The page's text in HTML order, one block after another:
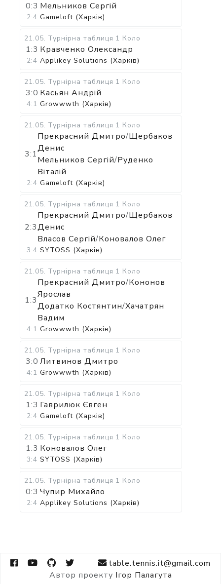
0:3 Мельников Сергій
2:4 Gameloft (Харків)
21.05. Турнірна таблиця 1 Коло
1:3 Кравченко Олександр
2:4 Applikey Solutions (Харків)
21.05. Турнірна таблиця 1 Коло
3:0 Касьян Андрій
4:1 Growwwth (Харків)
21.05. Турнірна таблиця 1 Коло
3:1
Прекрасний Дмитро/Щербаков
Денис
Мельников Сергій/Руденко
Віталій
2:4 Gameloft (Харків)
21.05. Турнірна таблиця 1 Коло
2:3
Прекрасний Дмитро/Щербаков
Денис
Власов Сергій/Коновалов Олег
3:4 SYTOSS (Харків)
21.05. Турнірна таблиця 1 Коло
1:3
Прекрасний Дмитро/Кононов
Ярослав
Додатко Костянтин/Хачатрян
Вадим
4:1 Growwwth (Харків)
21.05. Турнірна таблиця 1 Коло
3:0 Литвинов Дмитро
4:1 Growwwth (Харків)
21.05. Турнірна таблиця 1 Коло
1:3 Гаврилюк Євген
2:4 Gameloft (Харків)
21.05. Турнірна таблиця 1 Коло
1:3 Коновалов Олег
3:4 SYTOSS (Харків)
21.05. Турнірна таблиця 1 Коло
0:3 Чупир Михайло
2:4 Applikey Solutions (Харків)
table.tennis.it@gmail.com
Автор проекту Ігор Палагута